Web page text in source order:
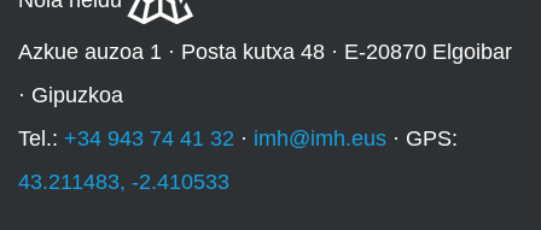
Azkue auzoa 1 · Posta kutxa 48 · E-20870 Elgoibar
· Gipuzkoa
Tel.: +34 943 74 41 32 · imh@imh.eus · GPS:
43.211483, -2.410533